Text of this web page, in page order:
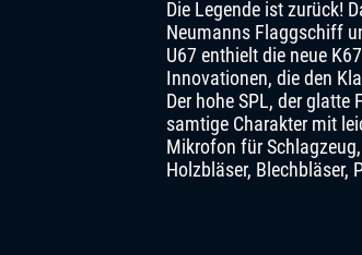
Die Legende ist zurück!
Neumanns Flaggschiff
U67 enthielt die neue
Innovationen, die den
Der hohe SPL, der
samtige Charakter mit
Mikrofon für
Holzbläser, Blechbläser,